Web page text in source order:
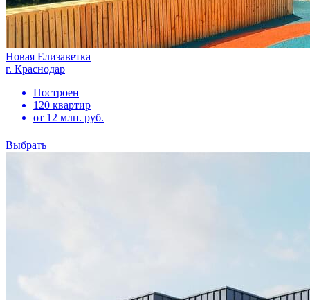
Новая Елизаветка
г. Краснодар
Построен
120 квартир
от 12 млн. руб.
Выбрать